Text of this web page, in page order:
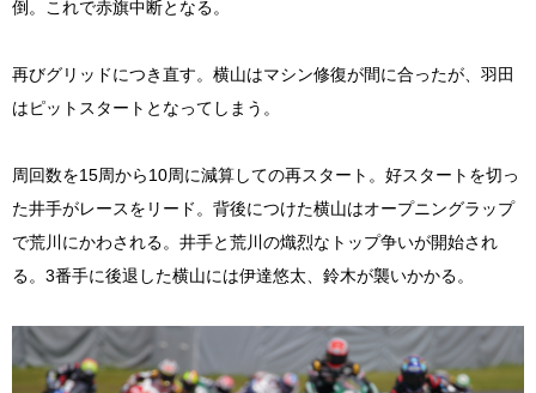
倒。これで赤旗中断となる。
再びグリッドにつき直す。横山はマシン修復が間に合ったが、羽田
はピットスタートとなってしまう。
周回数を15周から10周に減算しての再スタート。好スタートを切っ
た井手がレースをリード。背後につけた横山はオープニングラップ
で荒川にかわされる。井手と荒川の熾烈なトップ争いが開始され
る。3番手に後退した横山には伊達悠太、鈴木が襲いかかる。